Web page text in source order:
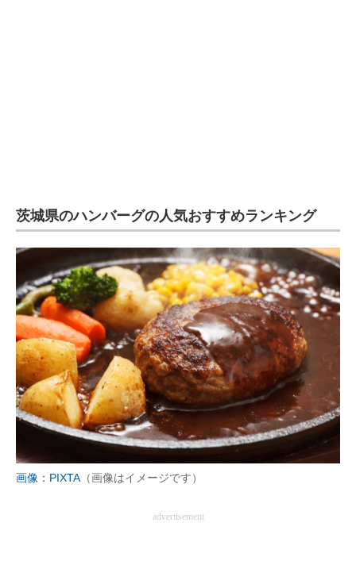
茨城県のハンバーグの人気おすすめランキング
画像：PIXTA（画像はイメージです）
advertisement